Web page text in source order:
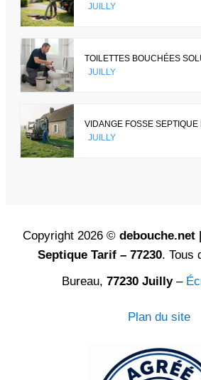
JUILLY
TOILETTES BOUCHÉES
JUILLY
VIDANGE FOSSE SEPTIQUE
JUILLY
Copyright 2026 © debouche.net
Septique Tarif – 77230. Tous
Bureau, 77230 Juilly–
Plan du site